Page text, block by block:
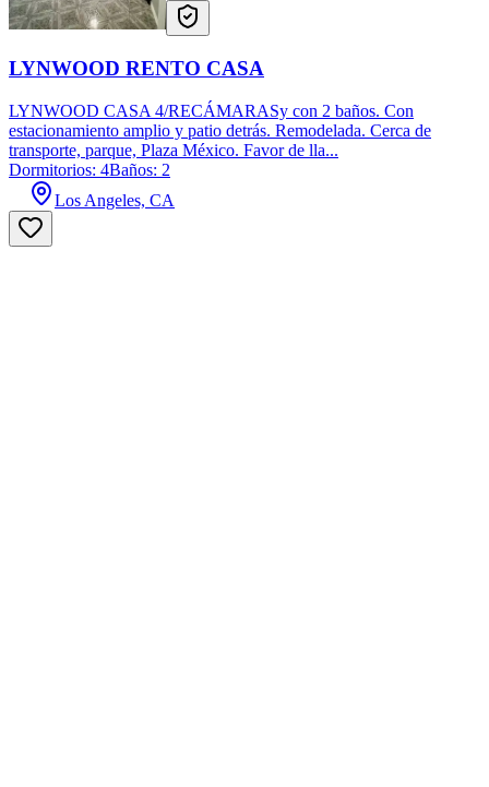
LYNWOOD RENTO CASA
LYNWOOD CASA 4/RECÁMARASy con 2 baños. Con
estacionamiento amplio y patio detrás. Remodelada. Cerca de
transporte, parque, Plaza México. Favor de lla...
Dormitorios: 4Baños: 2
Los Angeles, CA